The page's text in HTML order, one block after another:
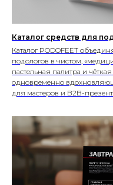
Каталог средств для
Каталог PODOFEET
подологов в чистом,
пастельная палитра и
одновременно
для мастеров и B2B-